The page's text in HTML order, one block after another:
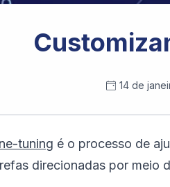
14 de
tuning é o processo de
direcionadas por meio